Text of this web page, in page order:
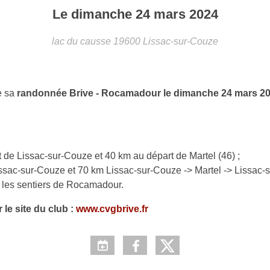
Le dimanche 24 mars 2024
lac du causse 19600 Lissac-sur-Couze
sa randonnée Brive - Rocamadour le dimanche 24 mars
Lissac-sur-Couze et 40 km au départ de Martel (46) ;
sur-Couze et 70 km Lissac-sur-Couze -> Martel -> Lissac-
sentiers de Rocamadour.
le site du club : www.cvgbrive.fr